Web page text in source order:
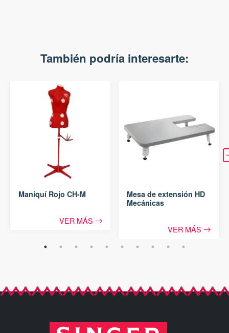
También podría interesarte:
Maniquí Rojo CH-M
VER MÁS
Mesa de extensión HD
Mecánicas
VER MÁS